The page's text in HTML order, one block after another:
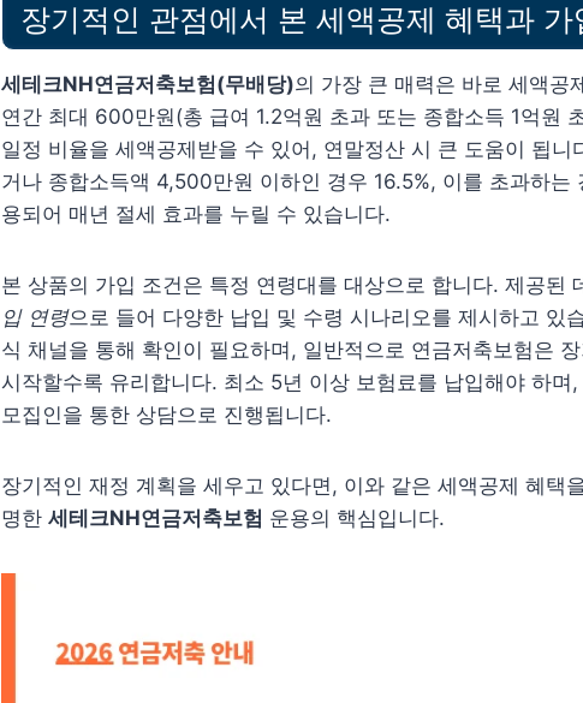
장기적인 관점에서 본 세액공제 혜택과 가
세테크NH연금저축보험(무배당)의 가장 큰 매력은 바로 세액공
연간 최대 600만원(총 급여 1.2억원 초과 또는 종합소득 1억원
일정 비율을 세액공제받을 수 있어, 연말정산 시 큰 도움이 됩
거나 종합소득액 4,500만원 이하인 경우 16.5%, 이를 초과하는
용되어 매년 절세 효과를 누릴 수 있습니다.
본 상품의 가입 조건은 특정 연령대를 대상으로 합니다. 제공된
입 연령으로 들어 다양한 납입 및 수령 시나리오를 제시하고 있
식 채널을 통해 확인이 필요하며, 일반적으로 연금저축보험은
시작할수록 유리합니다. 최소 5년 이상 보험료를 납입해야 하며
모집인을 통한 상담으로 진행됩니다.
장기적인 재정 계획을 세우고 있다면, 이와 같은 세액공제 혜택
명한 세테크NH연금저축보험 운용의 핵심입니다.